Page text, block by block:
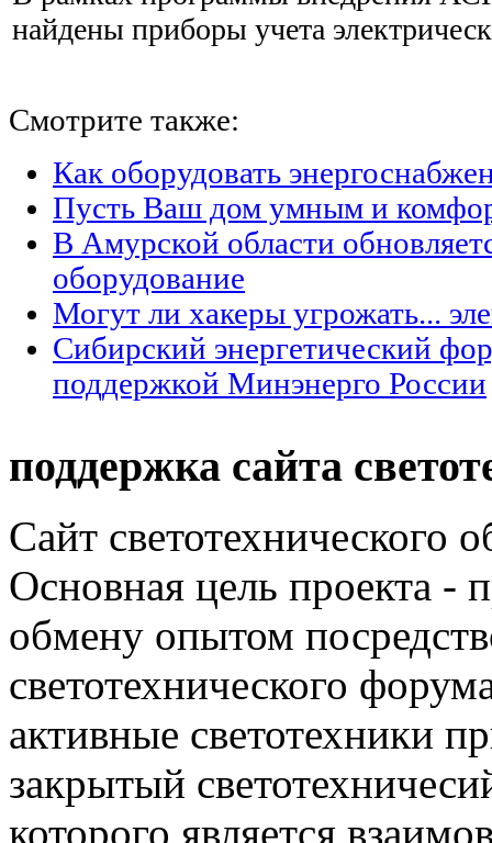
найдены приборы учета
Смотрите также:
Как оборудовать
Пусть Ваш дом умным и
В Амурской области
оборудование
Могут ли хакеры угрожать...
Сибирский энергетический
поддержкой Минэнерго России
поддержка сайта
Сайт светотехнического
Основная цель проекта -
обмену опытом
светотехнического
активные светотехники
закрытый
которого является